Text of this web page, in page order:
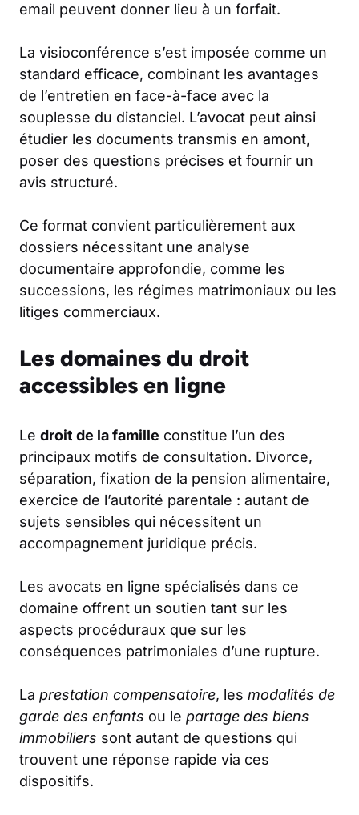
email peuvent donner lieu à un forfait.
La visioconférence s’est imposée comme un
standard efficace, combinant les avantages
de l’entretien en face-à-face avec la
souplesse du distanciel. L’avocat peut ainsi
étudier les documents transmis en amont,
poser des questions précises et fournir un
avis structuré.
Ce format convient particulièrement aux
dossiers nécessitant une analyse
documentaire approfondie, comme les
successions, les régimes matrimoniaux ou les
litiges commerciaux.
Les domaines du droit
accessibles en ligne
Le droit de la famille constitue l’un des
principaux motifs de consultation. Divorce,
séparation, fixation de la pension alimentaire,
exercice de l’autorité parentale : autant de
sujets sensibles qui nécessitent un
accompagnement juridique précis.
Les avocats en ligne spécialisés dans ce
domaine offrent un soutien tant sur les
aspects procéduraux que sur les
conséquences patrimoniales d’une rupture.
La prestation compensatoire, les modalités de
garde des enfants ou le partage des biens
immobiliers sont autant de questions qui
trouvent une réponse rapide via ces
dispositifs.